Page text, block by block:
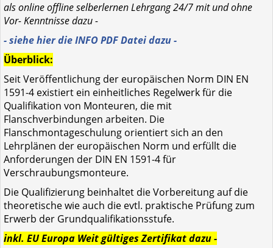
als online offline selberlernen Lehrgang 24/7 mit und ohne
Vor- Kenntnisse dazu -
- siehe hier die INFO PDF Datei dazu -
Überblick:
Seit Veröffentlichung der europäischen Norm DIN EN
1591-4 existiert ein einheitliches Regelwerk für die
Qualifikation von Monteuren, die mit
Flanschverbindungen arbeiten. Die
Flanschmontageschulung orientiert sich an den
Lehrplänen der europäischen Norm und erfüllt die
Anforderungen der DIN EN 1591-4 für
Verschraubungsmonteure.
Die Qualifizierung beinhaltet die Vorbereitung auf die
theoretische wie auch die evtl. praktische Prüfung zum
Erwerb der Grundqualifikationsstufe.
inkl. EU Europa Weit gültiges Zertifikat dazu -